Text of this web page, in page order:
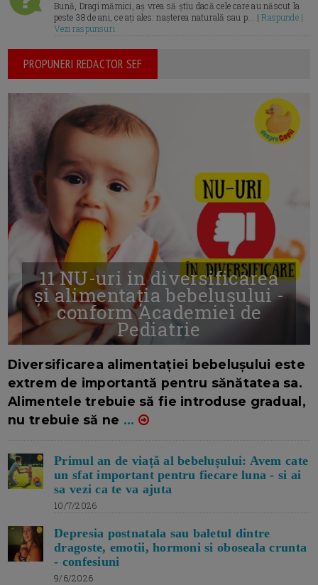
Bună, Dragi mămici, aș vrea să știu dacă cele care au născut la
peste 38 de ani, ce ați ales: nașterea naturală sau p... |Raspunde |
Vezi raspunsuri
PROPUNERI REDACTOR SEF
11 NU-uri in diversificarea
și alimentația bebelușului -
conform Academiei de
Pediatrie
Diversificarea alimentației bebelușului este
extrem de importantă pentru sănătatea sa.
Alimentele trebuie să fie introduse gradual,
nu trebuie să ne ...
Primul an de viață al bebelușului: Avem cate
un sfat important pentru fiecare luna - si ai
sa vezi ca te va ajuta
10/7/2026
Depresia postnatala sau baletul dintre
dragoste, emotii, hormoni si oboseala crunta
- confesiuni
9/6/2026